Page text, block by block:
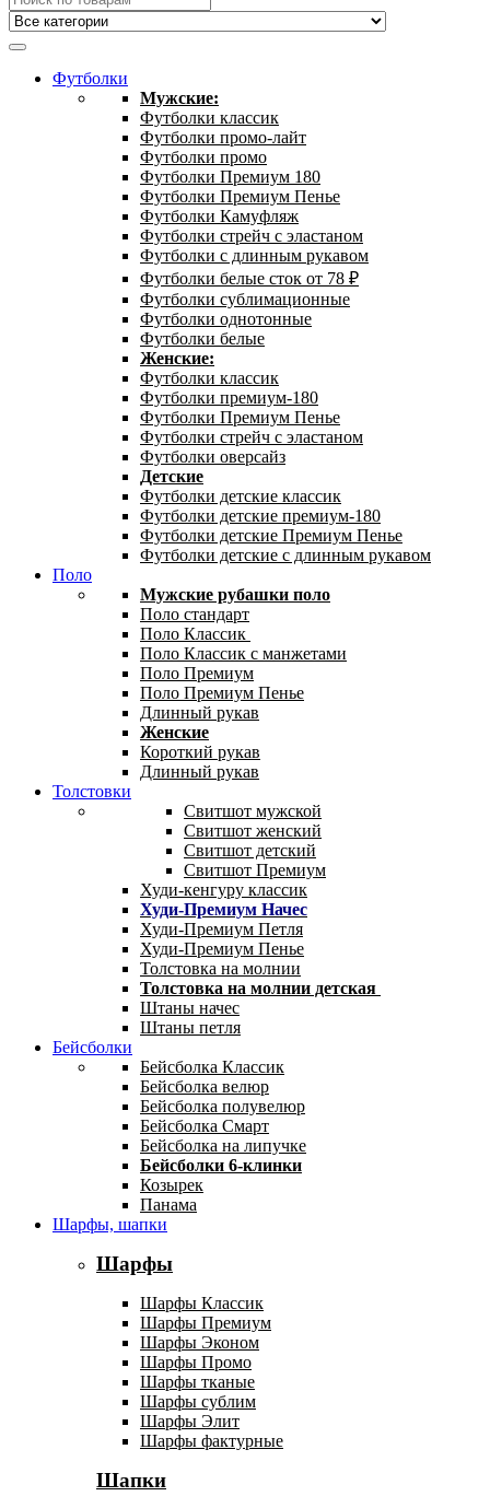
Футболки
Мужские:
Футболки классик
Футболки промо-лайт
Футболки промо
Футболки Премиум 180
Футболки Премиум Пенье
Футболки Камуфляж
Футболки стрейч с эластаном
Футболки с длинным рукавом
Футболки белые сток от 78 ₽
Футболки сублимационные
Футболки однотонные
Футболки белые
Женские:
Футболки классик
Футболки премиум-180
Футболки Премиум Пенье
Футболки стрейч с эластаном
Футболки оверсайз
Детские
Футболки детские классик
Футболки детские премиум-180
Футболки детские Премиум Пенье
Футболки детские с длинным рукавом
Поло
Мужские рубашки поло
Поло стандарт
Поло Классик
Поло Классик с манжетами
Поло Премиум
Поло Премиум Пенье
Длинный рукав
Женские
Короткий рукав
Длинный рукав
Толстовки
Свитшот мужской
Свитшот женский
Свитшот детский
Свитшот Премиум
Худи-кенгуру классик
Худи-Премиум Начес
Худи-Премиум Петля
Худи-Премиум Пенье
Толстовка на молнии
Толстовка на молнии детская
Штаны начес
Штаны петля
Бейсболки
Бейсболка Классик
Бейсболка велюр
Бейсболка полувелюр
Бейсболка Смарт
Бейсболка на липучке
Бейсболки 6-клинки
Козырек
Панама
Шарфы, шапки
Шарфы
Шарфы Классик
Шарфы Премиум
Шарфы Эконом
Шарфы Промо
Шарфы тканые
Шарфы сублим
Шарфы Элит
Шарфы фактурные
Шапки